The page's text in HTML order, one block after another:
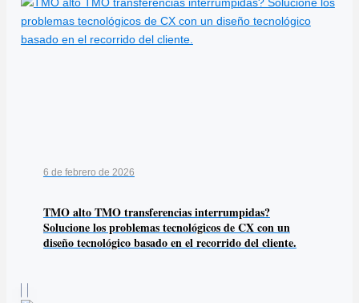
6 de febrero de 2026
TMO alto TMO transferencias interrumpidas?
Solucione los problemas tecnológicos de CX con un
diseño tecnológico basado en el recorrido del cliente.